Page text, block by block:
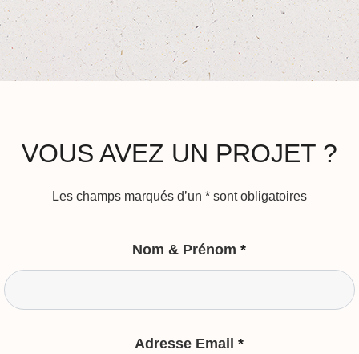
VOUS AVEZ UN PROJET ?
Les champs marqués d’un * sont obligatoires
Nom & Prénom *
Adresse Email *